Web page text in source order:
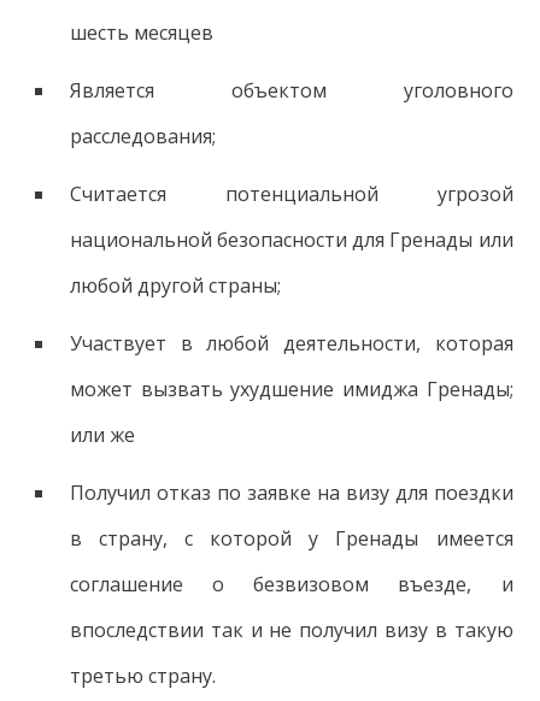
шесть месяцев
Является объектом уголовного
расследования;
Считается потенциальной угрозой
национальной безопасности для Гренады или
любой другой страны;
Участвует в любой деятельности, которая
может вызвать ухудшение имиджа Гренады;
или же
Получил отказ по заявке на визу для поездки
в страну, с которой у Гренады имеется
соглашение о безвизовом въезде, и
впоследствии так и не получил визу в такую
третью страну.